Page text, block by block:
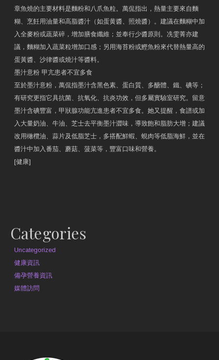
章魚燒的主要材料是麵粉和八爪魚粒。萬侃指出，熱量主要來自麵
糊、烹飪用油量和高脂醬汁（如蛋黄醬、照燒醬）。建議在麵糊中加
入全麥粉或蔬菜碎，增加膳食纖維；並奉行少醬原則。冼雯菁亦建
議，麵糊加入蔬菜粒增加口感；另用海苔粉或鰹魚粉來代替熱量高的
蛋黃醬、沙律醬或燒汁等醬料。
墨汁意粉 甲亢患者不宜多食
至於墨汁意粉，萬侃指墨汁含黑色素、蛋白質、多醣體、鐵、碘等；
有研究更指它具抗菌、抗氧化、抗炎功效，但多屬實驗室研究。留意
墨汁含碘豐富，甲狀腺功能亢進患者不宜多食。她又提醒，食譜或加
入大量奶油、牛油、芝士去平衡墨汁澀味，導致飽和脂肪大增；建議
改用橄欖油、蒜片及低脂芝士，多搭配鮮蝦、蜆肉等低脂海鮮，並在
醬汁中加入番茄、蘑菇、菠菜等，豐富口味和營養。
[健康]
Categories
Uncategorized
健康資訊
備孕營養資訊
媒體訪問